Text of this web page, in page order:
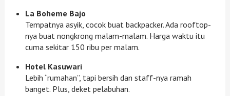
La Boheme Bajo
Tempatnya asyik, cocok buat backpacker. Ada rooftop-
nya buat nongkrong malam-malam. Harga waktu itu
cuma sekitar 150 ribu per malam.
Hotel Kasuwari
Lebih “rumahan”, tapi bersih dan staff-nya ramah
banget. Plus, deket pelabuhan.